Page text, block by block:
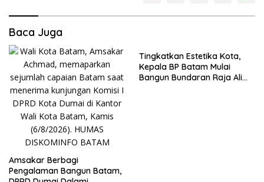
Baca Juga
Amsakar Berbagi
Pengalaman Bangun Batam,
Tingkatkan Estetika Kota,
Kepala BP Batam Mulai
Bangun Bundaran Raja Ali